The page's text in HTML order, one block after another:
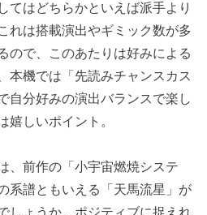
てはどちらかといえば派手より
れは搭載演出やギミック数が多
ので、このあたりは好みによる
本機では「先読みチャンスカス
自分好みの演出バランスで楽し
嬉しいポイント。
、前作の「小宇宙燃焼システ
系譜ともいえる「天馬流星」が
しょうか。ポジティブに捉えれ